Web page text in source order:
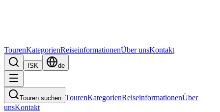
TourenKategorienReiseinformationenÜber unsKontakt
ISK de
Touren suchen TourenKategorienReiseinformationenÜber
unsKontakt